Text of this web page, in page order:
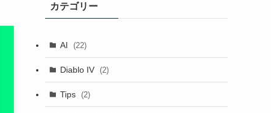
カテゴリー
AI (22)
Diablo IV (2)
Tips (2)